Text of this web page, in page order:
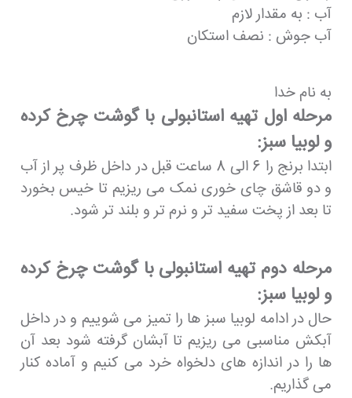
آب : به مقدار لازم
آب جوش : نصف استکان
به نام خدا
مرحله اول تهیه استانبولی با گوشت چرخ کرده
و لوبیا سبز:
ابتدا برنج را 6 الی 8 ساعت قبل در داخل ظرف پر از آب
و دو قاشق چای خوری نمک می ریزیم تا خیس بخورد
تا بعد از پخت سفید تر و نرم تر و بلند تر شود.
مرحله دوم تهیه استانبولی با گوشت چرخ کرده
و لوبیا سبز:
حال در ادامه لوبیا سبز ها را تمیز می شوییم و در داخل
آبکش مناسبی می ریزیم تا آبشان گرفته شود بعد آن
ها را در اندازه های دلخواه خرد می کنیم و آماده کنار
می گذاریم.